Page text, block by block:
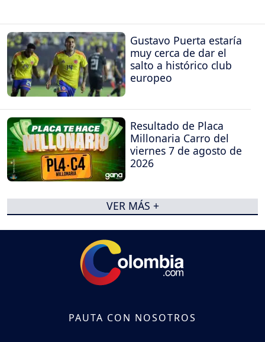
Gustavo Puerta estaría
muy cerca de dar el
salto a histórico club
europeo
Resultado de Placa
Millonaria Carro del
viernes 7 de agosto de
2026
VER MÁS +
PAUTA CON NOSOTROS